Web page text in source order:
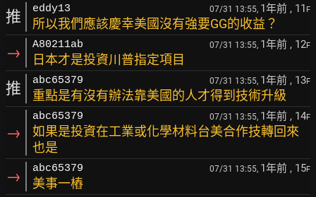
推 eddy13 07/31 13:55, 1年前 , 11 F
所以我們應該慶幸美國沒有強要GG的收益？
→ A80211ab 07/31 13:55, 1年前 , 12F
日本才是投資川普指定項目
推 abc65379 07/31 13:55, 1年前 , 13F
重點是有沒有辦法靠美國的人才得到技術升級
→
abc65379 07/31 13:55, 1年前 , 14F
如果是投資在工業或化學材料台美合作技轉回來
也是
→ abc65379 07/31 13:55, 1年前 , 15F
美事一樁